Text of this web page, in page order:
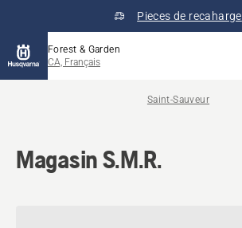
Pieces de recaharge
Forest & Garden
CA, Français
Saint-Sauveur
Magasin S.M.R.